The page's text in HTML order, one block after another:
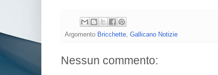
Argomento Bricchette Gallicano Notizie
Nessun commento: